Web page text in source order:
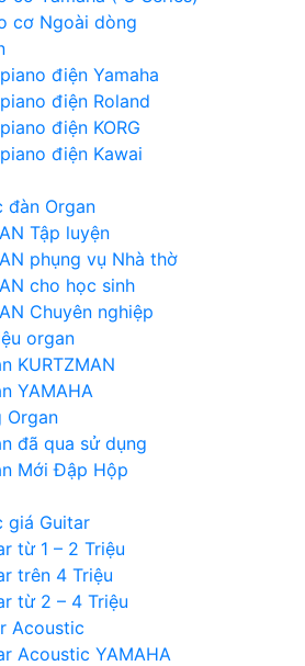
cơ Ngoài dòng
điện Yamaha
điện Roland
điện KORG
điện Kawai
đàn Organ
Tập luyện
phụng vụ Nhà thờ
cho học sinh
Chuyên nghiệp
organ
KURTZMAN
YAMAHA
Organ
đã qua sử dụng
Mới Đập Hộp
giá Guitar
từ 1 – 2 Triệu
trên 4 Triệu
từ 2 – 4 Triệu
Acoustic
Acoustic YAMAHA